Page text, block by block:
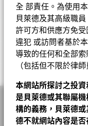
全 部責任。為使用
貝萊德及其高級職
許可方和供應方免
違犯 或訪問者基於
導致的任何和全部
（包括但不限於律師
本網站所探討之投
是貝萊德或其聯屬
構的義務，貝萊德
德不就網站內容是
• 基金可運用衍生工具
投資用途。基金在使用
• 基金價值可升可跌，
一定程度的投資金額。
• 投資者不應單憑此文
產品資料概要以了解風
除淨日
2026年7月31日
2026年6月30日
2026年5月29日
2026年4月30日
SFDR分類
管理費
管理費 (部分基金/股份類
分銷費)
最低首次投資額
收入用途
監管制度
晨星分類
截至 2026年7月31日
市賬率
截至 2026年6月30日
修訂存續期
截至 2026年6月30日
加權平均到期日
截至 2026年6月30日
連續12個月收益率
截至 2026年7月31日
成分股名稱
ISHARES CORE S&P
ISHARES CORE EUR
ISHARES MSCI USA
EUR CASH(Alpha
對不起，目前沒有相關數
負比重可能是因特定情
差）及／或為增加或減
入，總額可能不等於
價格及交易所
股份類別 貨幣
A10 對沖股份
USD
A10 對沖股份
GBP
A10 對沖股份
AUD
A10 對沖股份
CAD
基金經理
ESG 整合
貝萊德
金